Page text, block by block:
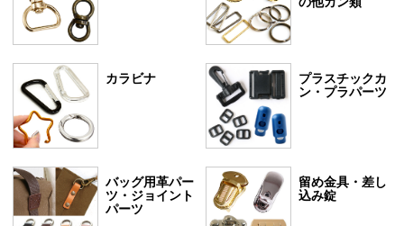
カラビナ
プラスチックカ
ン・プラパーツ
バッグ用革パー
ツ・ジョイント
パーツ
留め金具・差し
込み錠